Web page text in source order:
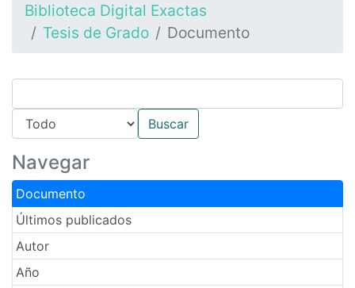
Biblioteca Digital Exactas
Tesis de Grado
Documento
Navegar
Documento
Últimos publicados
Autor
Año